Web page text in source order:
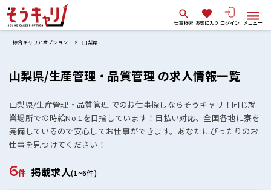
仕事検索 お気に入り ログイン メニュー
綜合キャリアオプション 山梨県
山梨県/生産管理・品質管理 の求人情報一覧
山梨県/生産管理・品質管理 でのお仕事探しならそうキャリ！同じ就
業場所での時給No.1を目指しています！日払い対応、全国各地に寮を
完備しているので安心してお仕事ができます。あなたにぴったりのお
仕事を見つけてください！
6件 掲載求人(1~6件)